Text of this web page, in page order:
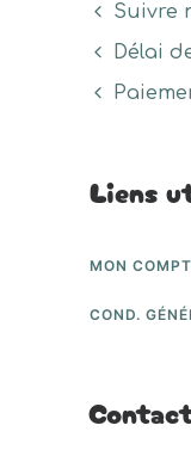
Suivre
Délai
Liens
MON
COND.